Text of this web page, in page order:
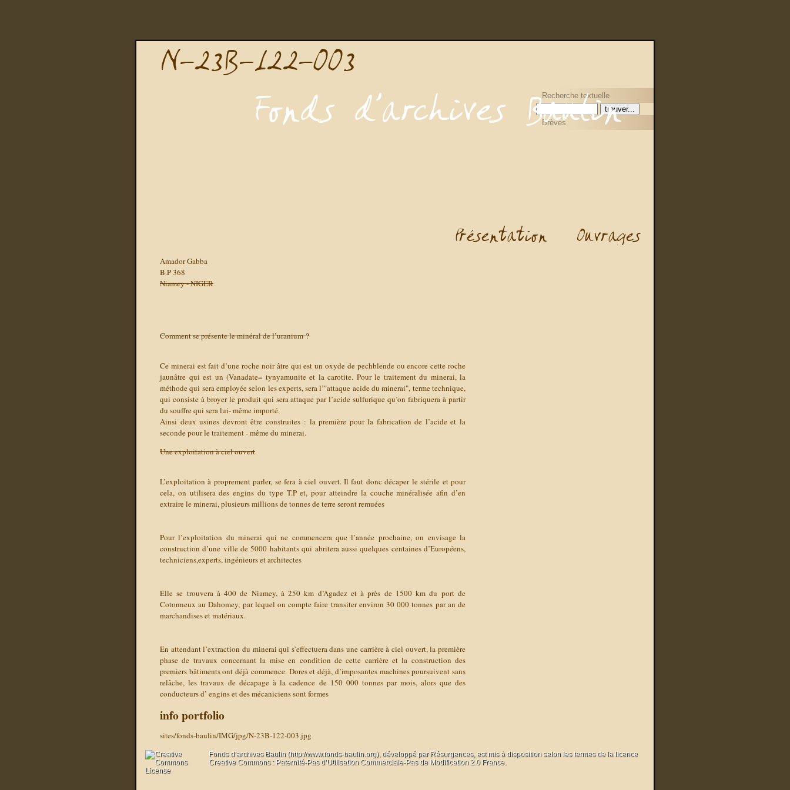
Recherche textuelle
Brèves
Amador Gabba
B.P 368
Niamey - NIGER
Comment se présente le minéral de l’uranium ?
Ce minerai est fait d’une roche noir âtre qui est un oxyde de pechblende ou encore cette roche
jaunâtre qui est un (Vanadate= tynyamunite et la carotite. Pour le traitement du minerai, la
méthode qui sera employée selon les experts, sera l’"attaque acide du minerai", terme technique,
qui consiste à broyer le produit qui sera attaque par l’acide sulfurique qu’on fabriquera à partir
du souffre qui sera lui- même importé.
Ainsi deux usines devront être construites : la première pour la fabrication de l’acide et la
seconde pour le traitement - même du minerai.
Une exploitation à ciel ouvert
L’exploitation à proprement parler, se fera à ciel ouvert. Il faut donc décaper le stérile et pour
cela, on utilisera des engins du type T.P et, pour atteindre la couche minéralisée afin d’en
extraire le minerai, plusieurs millions de tonnes de terre seront remuées
Pour l’exploitation du minerai qui ne commencera que l’année prochaine, on envisage la
construction d’une ville de 5000 habitants qui abritera aussi quelques centaines d’Européens,
techniciens,experts,ingénieurset architectes
Elle se trouvera à 400 de Niamey, à 250 km d’Agadez et à près de 1500 km du port de
Cotonneux au Dahomey, par lequel on compte faire transiter environ 30 000 tonnes par an de
marchandises et matériaux.
En attendant l’extraction du minerai qui s’effectuera dans une carrière à ciel ouvert, la première
phase de travaux concernant la mise en condition de cette carrière et la construction des
premiers bâtiments ont déjà commence. Dores et déjà, d’imposantes machines poursuivent sans
relâche, les travaux de décapage à la cadence de 150 000 tonnes par mois, alors que des
conducteurs d’ engins et des mécaniciens sont formes
info portfolio
sites/fonds-baulin/IMG/jpg/N-23B-122-003.jpg
Fonds d’archives Baulin (http://www.fonds-baulin.org), développé par Résurgences, est mis à disposition selon les termes de la licence
Creative Commons : Paternité-Pas d’Utilisation Commerciale-Pas de Modification 2.0 France.